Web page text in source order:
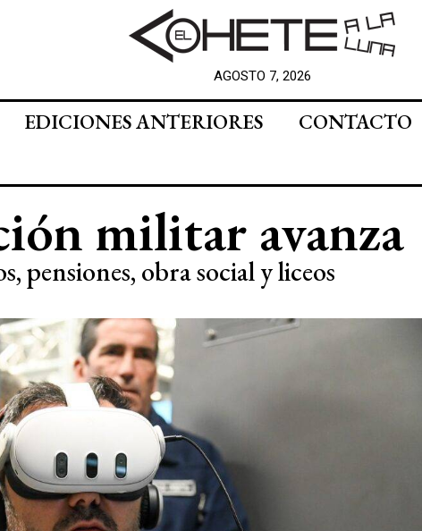
AGOSTO 7, 2026
EDICIONES ANTERIORES
CONTACTO
militar avanza
pensiones, obra social y liceos